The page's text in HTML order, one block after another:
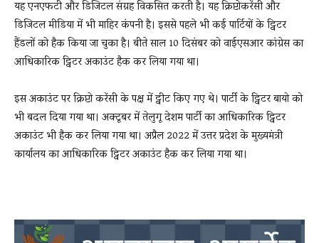
यह एनएफटी और डिजिटल संग्रह विकसित करती है। यह क्रिप्टोकरेंसी और
डिजिटल मीडिया में भी माहिर कंपनी है। इससे पहले भी कई पार्टियों के ट्विटर
हैंडलों को हैक किया जा चुका है। बीते साल 10 दिसंबर को वाईएसआर कांग्रेस का
आधिकारिक ट्विटर अकाउंट हैक कर लिया गया था।
इस अकाउंट पर क्रिप्टो करेंसी के पक्ष में ट्वीट किए गए थे। पार्टी के ट्विटर बायो को
भी बदल दिया गया था। अक्टूबर में तेलुगू देशम पार्टी का आधिकारिक ट्विटर
अकाउंट भी हैक कर लिया गया था। अप्रैल 2022 में उत्तर प्रदेश के मुख्यमंत्री
कार्यालय का आधिकारिक ट्विटर अकाउंट हैक कर लिया गया था।